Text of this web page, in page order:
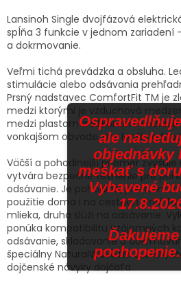
Lansinoh Single dvojfázová
spĺňa 3 funkcie v jednom zariadení
a dokrmovanie.
Veľmi tichá prevádzka a obsluha.
stimulácie alebo odsávania
Prsný nadstavec ComfortFit TM je
medzi ktorými je vzduchová
medzi plastom a silikónom v
vonkajšom obvode, pre lepšiu
Väčší a pohodlnejší priemer
vytvára bezpečné tesnenie pre
odsávanie. Je pohodlná, prenosná
použitie doma i na cestách. Prvá
mlieka, druhá slúži na odsávanie.
ponúka kompatibilitu vzájomných
odsávanie, skladovanie a
špeciálny NaturalWaveTM cumlík,
dojčenské návyky dojčaťa.
ale
objednávky
meškať s
Vybavené